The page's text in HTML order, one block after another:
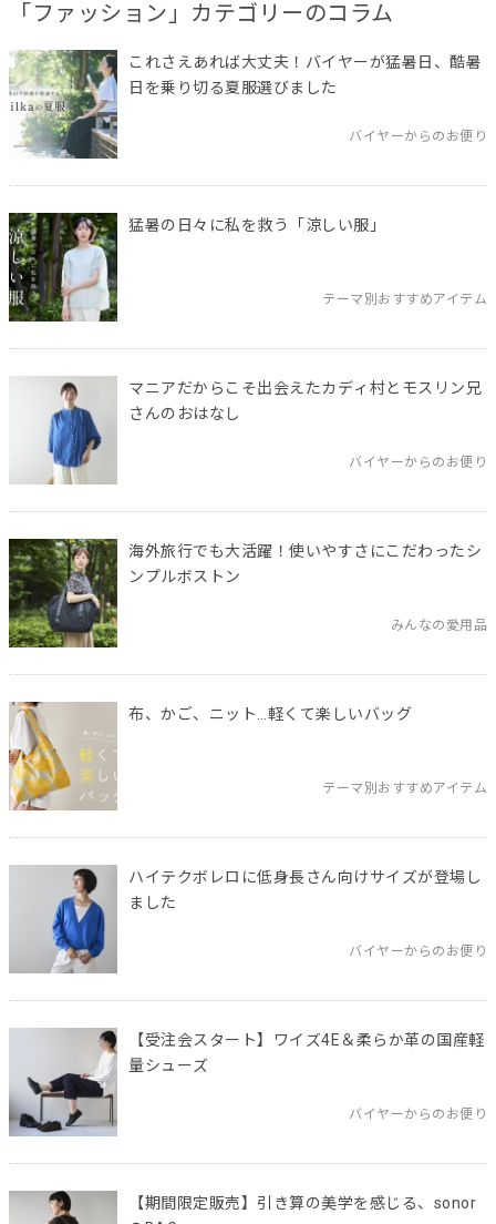
「ファッション」カテゴリーのコラム
これさえあれば大丈夫！バイヤーが猛暑日、酷暑
日を乗り切る夏服選びました
バイヤーからのお便り
猛暑の日々に私を救う「涼しい服」
テーマ別おすすめアイテム
マニアだからこそ出会えたカディ村とモスリン兄
さんのおはなし
バイヤーからのお便り
海外旅行でも大活躍！使いやすさにこだわったシ
ンプルボストン
みんなの愛用品
布、かご、ニット…軽くて楽しいバッグ
テーマ別おすすめアイテム
ハイテクボレロに低身長さん向けサイズが登場し
ました
バイヤーからのお便り
【受注会スタート】ワイズ4E＆柔らか革の国産軽
量シューズ
バイヤーからのお便り
【期間限定販売】引き算の美学を感じる、sonor